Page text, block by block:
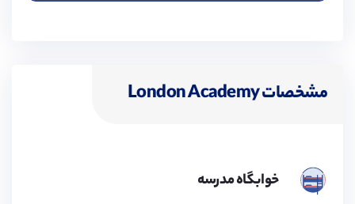
مشخصات London Academy
خوابگاه مدرسه